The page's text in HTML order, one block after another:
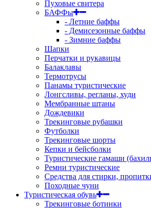
Пуховые свитера
БАФФы
- Летние баффы
- Демисезонные баффы
- Зимние баффы
Шапки
Перчатки и рукавицы
Балаклавы
Термотрусы
Панамы туристические
Лонгсливы, регланы, худи
Мембранные штаны
Дождевики
Трекинговые рубашки
Футболки
Трекинговые шорты
Кепки и бейсболки
Туристические гамаши
Ремни туристические
Средства для стирки,
Походные чуни
Туристическая обувь
Трекинговые ботинки